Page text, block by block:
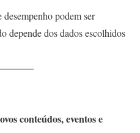
podem ser
depende dos dados escolhidos
conteúdos, eventos e